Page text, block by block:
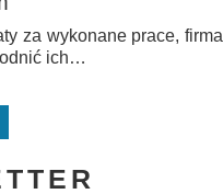
za wykonane prace, firma
ich…